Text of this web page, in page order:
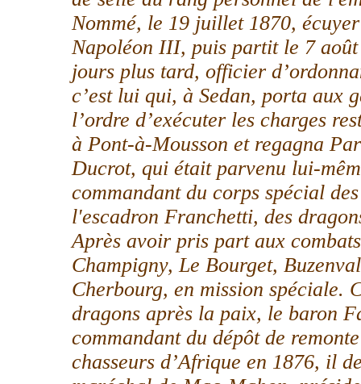
Nommé, le 19 juillet 1870,
Napoléon III, puis partit le 7
jours plus tard, officier
c’est lui qui, à Sedan, porta aux
l’ordre d’exécuter les charges
à Pont-à-Mousson et regagna
Ducrot, qui était parvenu lui-
commandant du corps spécial
l'escadron Franchetti, des
Après avoir pris part aux
Champigny, Le Bourget,
Cherbourg, en mission spéciale.
dragons après la paix, le baron
commandant du dépôt de
chasseurs d’Afrique en 1876, il